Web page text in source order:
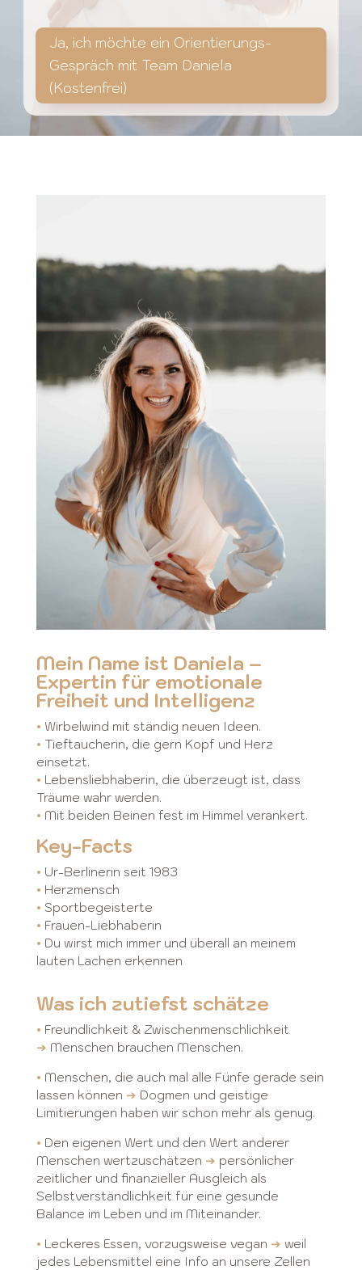
Ja, ich möchte ein Orientierungs-
Gespräch mit Team Daniela
(Kostenfrei)
Mein Name ist Daniela –
Expertin für emotionale
Freiheit und Intelligenz
• Wirbelwind mit ständig neuen Ideen.
• Tieftaucherin, die gern Kopf und Herz
einsetzt.
• Lebensliebhaberin, die überzeugt ist, dass
Träume wahr werden.
• Mit beiden Beinen fest im Himmel verankert.
Key-Facts
• Ur-Berlinerin seit 1983
• Herzmensch
• Sportbegeisterte
• Frauen-Liebhaberin
• Du wirst mich immer und überall an meinem
lauten Lachen erkennen
Was ich zutiefst schätze
• Freundlichkeit & Zwischenmenschlichkeit
➔ Menschen brauchen Menschen.
• Menschen, die auch mal alle Fünfe gerade sein
lassen können ➔ Dogmen und geistige
Limitierungen haben wir schon mehr als genug.
• Den eigenen Wert und den Wert anderer
Menschen wertzuschätzen ➔ persönlicher
zeitlicher und finanzieller Ausgleich als
Selbstverständlichkeit für eine gesunde
Balance im Leben und im Miteinander.
• Leckeres Essen, vorzugsweise vegan ➔ weil
jedes Lebensmittel eine Info an unsere Zellen